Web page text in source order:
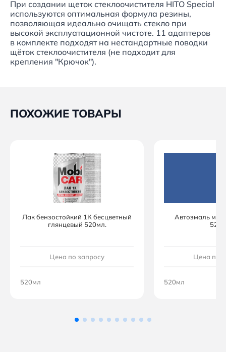
При создании щеток стеклоочистителя HITO Special
используются оптимальная формула резины,
позволяющая идеально очищать стекло при
высокой эксплуатационной чистоте. 11 адаптеров
в комплекте подходят на нестандартные поводки
щёток стеклоочистителя (не подходит для
крепления "Крючок").
ПОХОЖИЕ ТОВАРЫ
Лак бензостойкий 1К бесцветный
глянцевый 520мл.
Цена по запросу
520мл
Автоэмаль
Цена по
520мл